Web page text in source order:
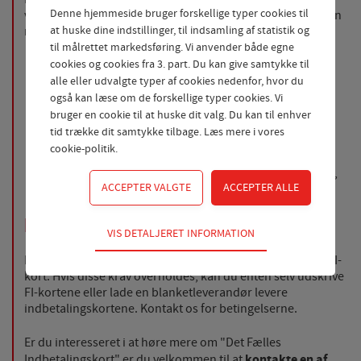
virksomheder, som sender regninger ud og det giver dig en
række fordele:
Indbetalingerne kommer direkte ind på kontoen.
Større overblik og dermed bedre likviditetsstyring.
Besparelse på rentedage, når alle indbetalinger og
udbetalinger sker på samme konto.
Mulighed for integrering i virksomhedens
økonomisystem.
Virksomheden vælger selv, om man vil have
meddelelse om indbetalingerne via kontoudskriftet,
pr. brev eller elektronisk via NetBank.
Du kan selv udskrive selv FI-kort
Der gælder specielle krav for produktion/udskrivning af FI-
kort. Hvis disse krav overholdes, kan du enten selv udskrive
FI-kortene eller lade en blanketleverandør levere
indbetalingskortene. Kontakt os for betingelserne.
Er du interesseret i at høre mere om "Det Fælles
Denne hjemmeside bruger forskellige typer cookies til
at huske dine indstillinger, til indsamling af statistik og
til målrettet markedsføring. Vi anvender både egne
cookies og cookies fra 3. part. Du kan give samtykke til
alle eller udvalgte typer af cookies nedenfor, hvor du
også kan læse om de forskellige typer cookies. Vi
bruger en cookie til at huske dit valg. Du kan til enhver
tid trække dit samtykke tilbage. Læs mere ivores
cookie-politik.
Teknisk
Tekniske cookies er nødvendige for hjemmesidens
adgangskontrol samt indkøbskurv og kan derfor ikke
fravælges.
Statistik
Statistik-cookies bruges til at optimere design,
VIS DETALJERET INFORMATION